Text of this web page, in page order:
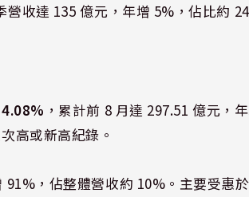
收達 135 億元，年增 5%，佔比約
，累計前 8 月達 297.51 億元，
高或新高紀錄。
，佔整體營收約 10%。主要受惠